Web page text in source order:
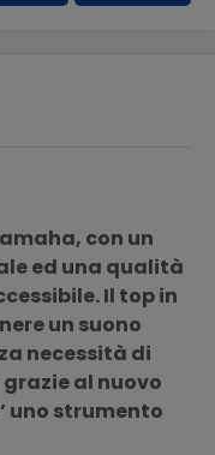
con un
ed una qualità
Il top in
un suono
necessità di
al nuovo
uno strumento